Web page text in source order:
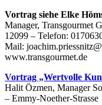
Vortrag siehe Elke
Manager, Transgourmet
12099 – Telefon:
Mail:
www.transgourmet.de
Vortrag „Wertvolle
Halit Özmen, Manager
– Emmy-Noether-